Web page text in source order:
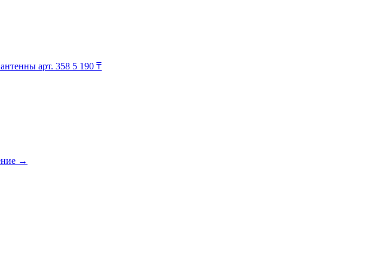
арт. 358 5 190 ₸
→